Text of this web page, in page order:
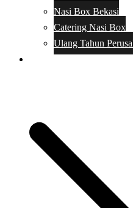
Nasi Box Bekasi
Catering Nasi Box
Ulang Tahun